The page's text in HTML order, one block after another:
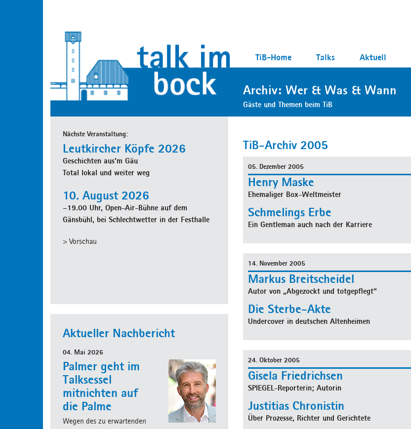
TiB-Home Talks Aktuell
Archiv: Wer & Was & Wann
Gäste und Themen beim TiB
Nächste Veranstaltung:
Leutkircher Köpfe 2026
Geschichten aus'm Gäu
Total lokal und weiter weg
10. August 2026
–19.00 Uhr, Open-Air-Bühne auf dem
Gänsbühl, bei Schlechtwetter in der Festhalle
> Vorschau
Aktueller Nachbericht
04. Mai 2026
Palmer geht im
Talksessel
mitnichten auf
die Palme
Wegen des zu erwartenden
TiB-Archiv 2005
05. Dezember 2005
Henry Maske
Ehemaliger Box-Weltmeister
Schmelings Erbe
Ein Gentleman auch nach der Karriere
14. November 2005
Markus Breitscheidel
Autor von „Abgezockt und totgepflegt“
Die Sterbe-Akte
Undercover in deutschen Altenheimen
24. Oktober 2005
Gisela Friedrichsen
SPIEGEL-Reporterin; Autorin
Justitias Chronistin
Über Prozesse, Richter und Gerichtete